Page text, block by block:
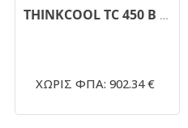
THINKCOOL TC 450 B Ψυγείο Αναψυκτικών 450Lt 595x614x2005mm
ΧΩΡΙΣ ΦΠΑ: 902.34 €